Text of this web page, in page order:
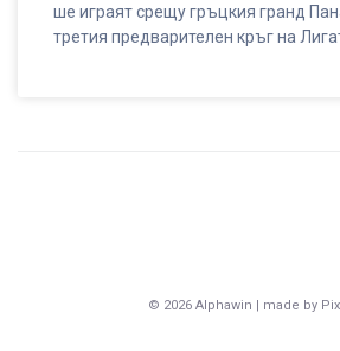
ше играят срещу гръцкия гранд
третия предварителен кръг на
© 2026 Alphawin | made by